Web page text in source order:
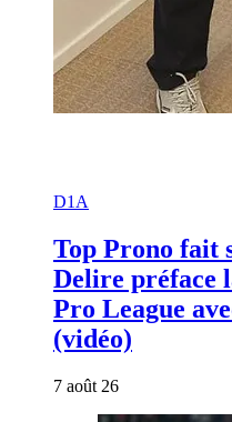
D1A
Top Prono fait
Delire préface
Pro League
(vidéo)
7 août 26